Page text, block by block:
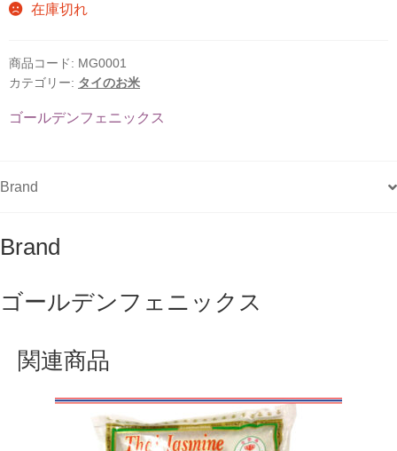
在庫切れ
商品コード: MG0001
カテゴリー: タイのお米
ゴールデンフェニックス
Brand
Brand
ゴールデンフェニックス
関連商品